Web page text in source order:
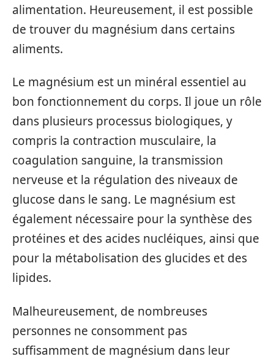
alimentation. Heureusement, il est possible
de trouver du magnésium dans certains
aliments.
Le magnésium est un minéral essentiel au
bon fonctionnement du corps. Il joue un rôle
dans plusieurs processus biologiques, y
compris la contraction musculaire, la
coagulation sanguine, la transmission
nerveuse et la régulation des niveaux de
glucose dans le sang. Le magnésium est
également nécessaire pour la synthèse des
protéines et des acides nucléiques, ainsi que
pour la métabolisation des glucides et des
lipides.
Malheureusement, de nombreuses
personnes ne consomment pas
suffisamment de magnésium dans leur